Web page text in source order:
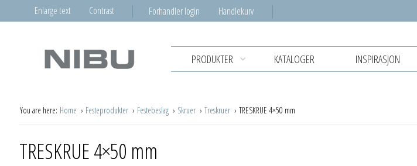
Enlarge text Contrast Forhandler login Handlekurv
PRODUKTER KATALOGER INSPIRASJON
You are here: Home Festeprodukter Festebeslag Skruer Treskruer TRESKRUE 4×50 mm
TRESKRUE 4×50 mm